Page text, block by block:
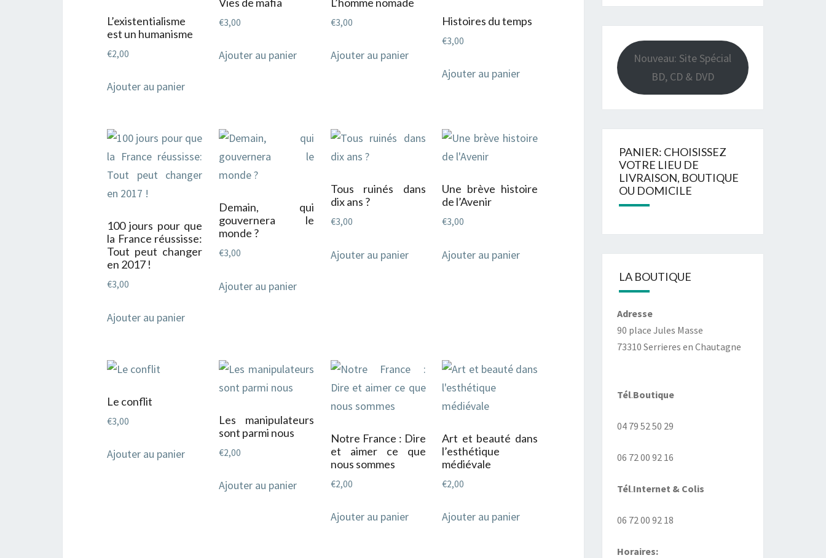
L’existentialisme
est un humanisme
€2,00
Ajouter au panier
€3,00
Ajouter au panier
€3,00
Ajouter au panier
Histoires du temps
€3,00
Ajouter au panier
100 jours pour que
la France réussisse:
Tout peut changer
en 2017 !
€3,00
Ajouter au panier
Demain, qui
gouvernera le
monde ?
€3,00
Ajouter au panier
Tous ruinés dans
dix ans ?
€3,00
Ajouter au panier
Une brève histoire
de l’Avenir
€3,00
Ajouter au panier
Le conflit
€3,00
Ajouter au panier
Les manipulateurs
sont parmi nous
€2,00
Ajouter au panier
Notre France : Dire
et aimer ce que
nous sommes
€2,00
Ajouter au panier
Art et beauté dans
l’esthétique
médiévale
€2,00
Ajouter au panier
Nouveau: Site Spécial
BD, CD & DVD
PANIER: CHOISISSEZ
VOTRE LIEU DE
LIVRAISON, BOUTIQUE
OU DOMICILE
LA BOUTIQUE
Adresse
90 place Jules Masse
73310 Serrieres en Chautagne
Tél.Boutique
04 79 52 50 29
06 72 00 92 16
Tél.Internet & Colis
06 72 00 92 18
Horaires: